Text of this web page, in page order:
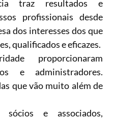
traz resultados e
profissionais desde
dos interesses dos que
qualificados e eficazes.
proporcionaram
e administradores.
que vão muito além de
e associados,